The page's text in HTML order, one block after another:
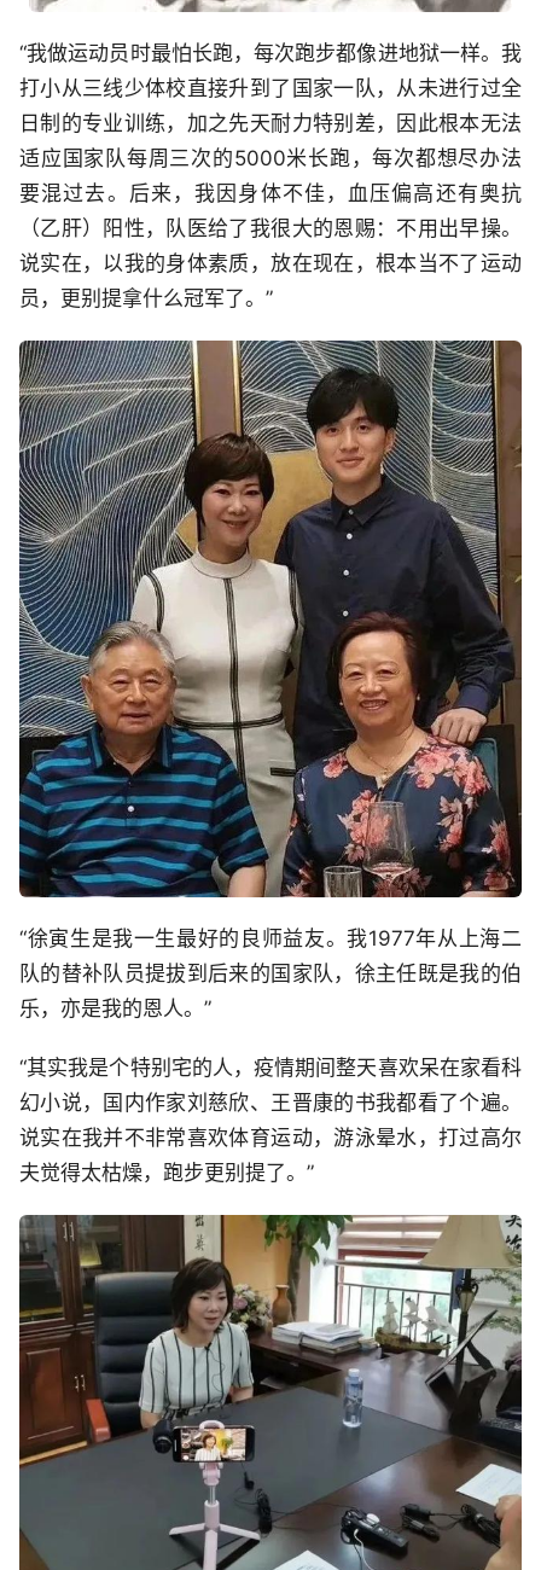
“我做运动员时最怕长跑，每次跑步都像进地狱一样。我
打小从三线少体校直接升到了国家一队，从未进行过全
日制的专业训练，加之先天耐力特别差，因此根本无法
适应国家队每周三次的5000米长跑，每次都想尽办法
要混过去。后来，我因身体不佳，血压偏高还有奥抗
（乙肝）阳性，队医给了我很大的恩赐：不用出早操。
说实在，以我的身体素质，放在现在，根本当不了运动
员，更别提拿什么冠军了。”
“徐寅生是我一生最好的良师益友。我1977年从上海二
队的替补队员提拔到后来的国家队，徐主任既是我的伯
乐，亦是我的恩人。”
“其实我是个特别宅的人，疫情期间整天喜欢呆在家看科
幻小说，国内作家刘慈欣、王晋康的书我都看了个遍。
说实在我并不非常喜欢体育运动，游泳晕水，打过高尔
夫觉得太枯燥，跑步更别提了。”